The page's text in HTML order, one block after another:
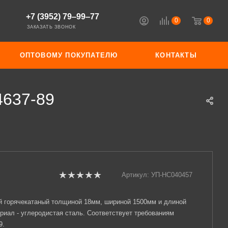
0 0
+7 (3952) 79‒99‒77
ЗАКАЗАТЬ ЗВОНОК
ОПТОВОМУ ПОКУПАТЕЛЮ КОНТАКТЫ
89
Артикул: УП-НС040457
горячекатаный толщиной 18мм, шириной 1500мм и длиной
- углеродистая сталь. Соответствует требованиям